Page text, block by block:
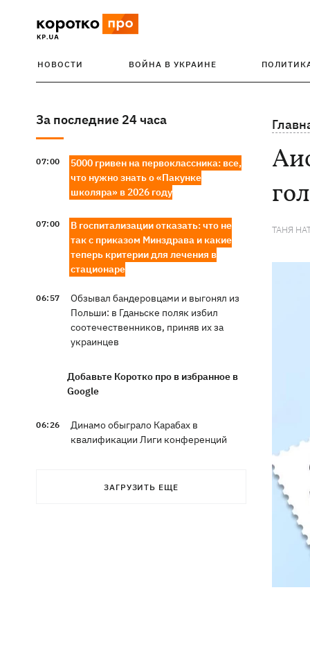
НОВОСТИ ВОЙНА В УКРАИНЕ
За последние 24 часа
07:00
5000 гривен на первоклассника: все,
что нужно знать о «Пакунке
школяра» в 2026 году
07:00
В госпитализации отказать: что не
так с приказом Минздрава и какие
теперь критерии для лечения в
стационаре
06:57
Обзывал бандеровцами и выгонял из
Польши: в Гданьске поляк избил
соотечественников, приняв их за
украинцев
Добавьте Коротко про в избранное в
Google
06:26
Динамо обыграло Карабах в
квалификации Лиги конференций
что сегодня нельзя делать, традиции и
ЗАГРУЗИТЬ ЕЩЕ
ТАНЯ